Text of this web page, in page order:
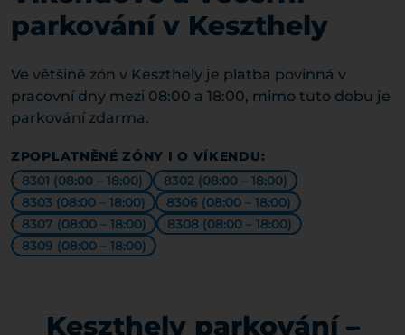
parkování v Keszthely
Ve většině zón v Keszthely je platba povinná v
pracovní dny mezi 08:00 a 18:00, mimo tuto dobu je
parkování zdarma.
ZPOPLATNĚNÉ ZÓNY I O VÍKENDU:
8301 (08:00 – 18:00)
8302 (08:00 – 18:00)
8303 (08:00 – 18:00)
8306 (08:00 – 18:00)
8307 (08:00 – 18:00)
8308 (08:00 – 18:00)
8309 (08:00 – 18:00)
Keszthely parkování –